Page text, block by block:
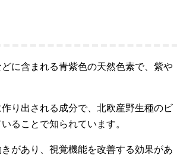
に含まれる青紫色の天然色素で、紫や
り出される成分で、北欧産野生種のビ
ることで知られています。
があり、視覚機能を改善する効果があ